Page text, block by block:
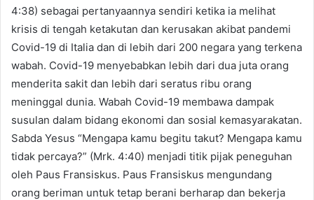
4:38) sebagai pertanyaannya sendiri ketika ia melihat
krisis di tengah ketakutan dan kerusakan akibat pandemi
Covid-19 di Italia dan di lebih dari 200 negara yang terkena
wabah. Covid-19 menyebabkan lebih dari dua juta orang
menderita sakit dan lebih dari seratus ribu orang
meninggal dunia. Wabah Covid-19 membawa dampak
susulan dalam bidang ekonomi dan sosial kemasyarakatan.
Sabda Yesus “Mengapa kamu begitu takut? Mengapa kamu
tidak percaya?” (Mrk. 4:40) menjadi titik pijak peneguhan
oleh Paus Fransiskus. Paus Fransiskus mengundang
orang beriman untuk tetap berani berharap dan bekerja